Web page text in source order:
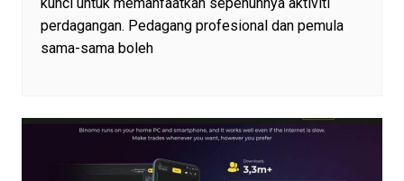
perdagangan. Pedagang profesional dan pemula
sama-sama boleh